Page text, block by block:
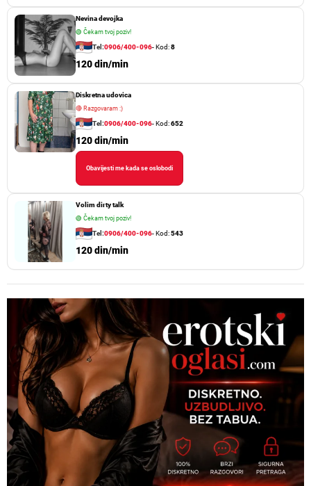
Nevina devojka
🟢 Čekam tvoj poziv!
Tel:0906/400-096- Kod:8
120 din/min
Diskretna udovica
🔴Razgovaram :)
Tel:0906/400-096- Kod:652
120 din/min
Obavijesti me kada se oslobodi
Volim dirty talk
🟢 Čekam tvoj poziv!
Tel:0906/400-096- Kod:543
120 din/min